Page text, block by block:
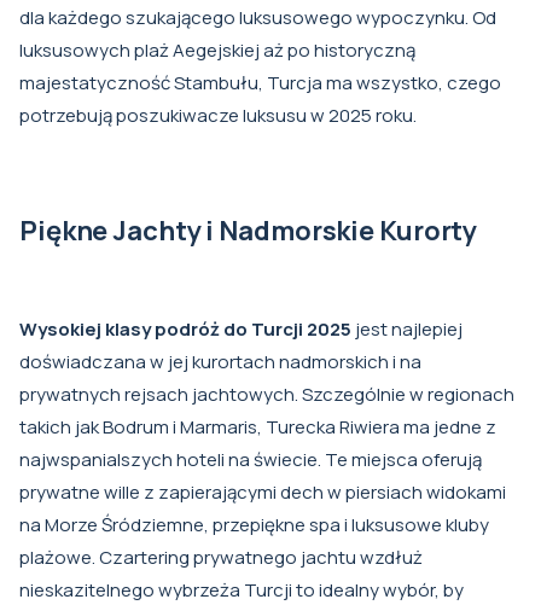
dla każdego szukającego luksusowego wypoczynku. Od
luksusowych plaż Aegejskiej aż po historyczną
majestatyczność Stambułu, Turcja ma wszystko, czego
potrzebują poszukiwacze luksusu w 2025 roku.
Piękne Jachty i Nadmorskie Kurorty
Wysokiej klasy podróż do Turcji 2025 jest najlepiej
doświadczana w jej kurortach nadmorskich i na
prywatnych rejsach jachtowych. Szczególnie w regionach
takich jak Bodrum i Marmaris, Turecka Riwiera ma jedne z
najwspanialszych hoteli na świecie. Te miejsca oferują
prywatne wille z zapierającymi dech w piersiach widokami
na Morze Śródziemne, przepiękne spa i luksusowe kluby
plażowe. Czartering prywatnego jachtu wzdłuż
nieskazitelnego wybrzeża Turcji to idealny wybór, by